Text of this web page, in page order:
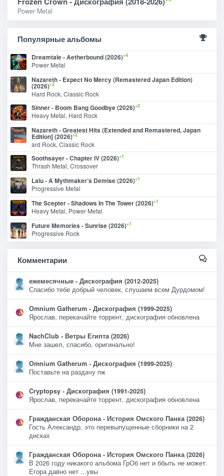
Power Metal
Популярные альбомы
Dreamtale - Aetherbound (2026)+4
Power Metal
Nazareth - Expect No Mercy (Remastered Japan Edition)
(2026)+2
Hard Rock, Classic Rock
Sinner - Boom Bang Goodbye (2026)+2
Heavy Metal, Hard Rock
Nazareth - Greatest Hits (Extended and Remastered, Japan
Edition] (2026)+2
ard Rock, Classic Rock
Soothsayer - Chapter IV (2026)+1
Thrash Metal, Crossover
Lalu - A Mythmaker’s Demise (2026)+1
Progressive Metal
The Scepter - Shadows In The Tower (2026)+1
Heavy Metal, Power Metal
Future Memories - Sunrise (2026)+1
Progressive Rock
Комментарии
ежемесячные - Дискография (2012-2025)
Спасибо тебе добрый человек, слушаем всем Дурдомом!
Omnium Gatherum - Дискография (1999-2025)
Ярослав, перекачайте торрент, дискография обновлена
NachClub - Ветры Египта (2026)
Мне зашел, спасибо, оригинально!
Omnium Gatherum - Дискография (1999-2025)
Поставьте на раздачу пж
Cryptopsy - Дискография (1991-2025)
Ярослав, перекачайте торрент, дискография обновлена
Гражданская Оборона - История Омского Панка (2026)
Гость Александр, это перевыпущенные сборники на 2
дисках
Гражданская Оборона - История Омского Панка (2026)
В 2026 году никакого альбома ГрОб нет и ббыть не может.
Егора давно нет ...увы